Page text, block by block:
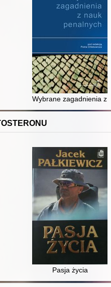
Wybrane zagadnienia z
pancerz Pasja życia